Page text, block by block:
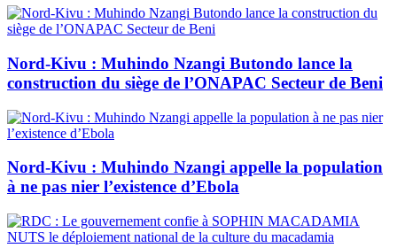
Nord-Kivu : Muhindo Nzangi Butondo lance la
construction du siège de l’ONAPAC Secteur de Beni
Nord-Kivu : Muhindo Nzangi appelle la population
à ne pas nier l’existence d’Ebola